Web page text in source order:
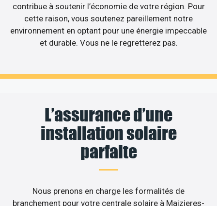
contribue à soutenir l’économie de votre région. Pour
cette raison, vous soutenez pareillement notre
environnement en optant pour une énergie impeccable
et durable. Vous ne le regretterez pas.
L’assurance d’une
installation solaire
parfaite
Nous prenons en charge les formalités de
branchement pour votre centrale solaire à Maizieres-